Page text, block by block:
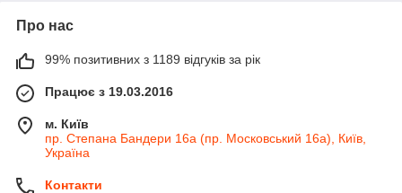
Про нас
99% позитивних з 1189 відгуків за рік
Працює з 19.03.2016
м. Київ
пр. Степана Бандери 16а (пр. Московський 16а), Київ,
Україна
Контакти